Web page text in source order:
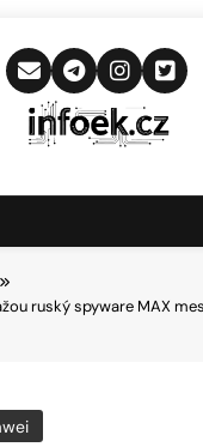
ruský spyware MAX